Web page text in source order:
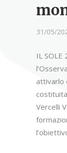
31/05/
IL SOLE
attivarlo
Vercelli